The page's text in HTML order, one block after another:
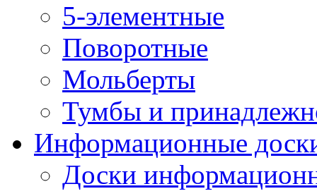
5-элементные
Поворотные
Мольберты
Тумбы и
Информационные
Доски